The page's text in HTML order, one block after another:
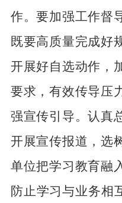
作。要加强工作督
既要高质量完成好
开展好自选动作，
要求，有效传导压
强宣传引导。认真
开展宣传报道，选
单位把学习教育融
防止学习与业务相